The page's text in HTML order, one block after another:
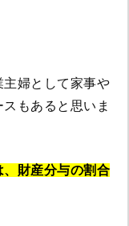
婦として家事や
もあると思いま
財産分与の割合